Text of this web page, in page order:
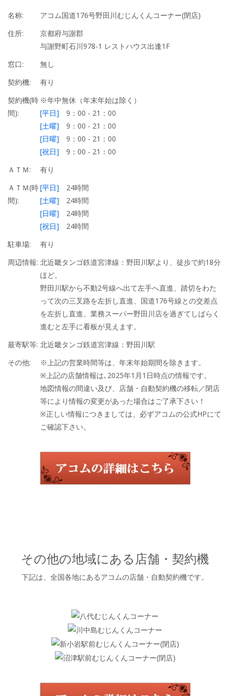
名称:
アコム国道176号野田川むじんくんコーナー(閉店)
住所:
京都府与謝郡
与謝野町石川978-1 レストハウス出逢1F
窓口:
無し
契約機:
有り
契約機(時
間):
※年中無休（年末年始は除く）
[平日] 9：00 - 21：00
[土曜] 9：00 - 21：00
[日曜] 9：00 - 21：00
[祝日] 9：00 - 21：00
ＡＴＭ:
有り
ＡＴＭ(時
間):
[平日] 24時間
[土曜] 24時間
[日曜] 24時間
[祝日] 24時間
駐車場:
有り
周辺情報: 北近畿タンゴ鉄道宮津線：野田川駅より、徒歩で約18分
ほど。
野田川駅から不動2号線へ出て左手へ直進、踏切をわた
って次の三叉路を左折し直進、国道176号線との交差点
を左折し直進、業務スーパー野田川店を過ぎてしばらく
進むと左手に看板が見えます。
最寄駅等: 北近畿タンゴ鉄道宮津線：野田川駅
その他:
※上記の営業時間等は、年末年始期間を除きます。
※上記の店舗情報は､2025年1月1日時点の情報です。
地図情報の間違い及び、店舗・自動契約機の移転／閉店
等により情報の変更があった場合はご了承下さい！
※正しい情報につきましては、必ずアコムの公式HPにて
ご確認下さい。
その他の地域にある店舗・契約機
下記は、全国各地にあるアコムの店舗・自動契約機です。